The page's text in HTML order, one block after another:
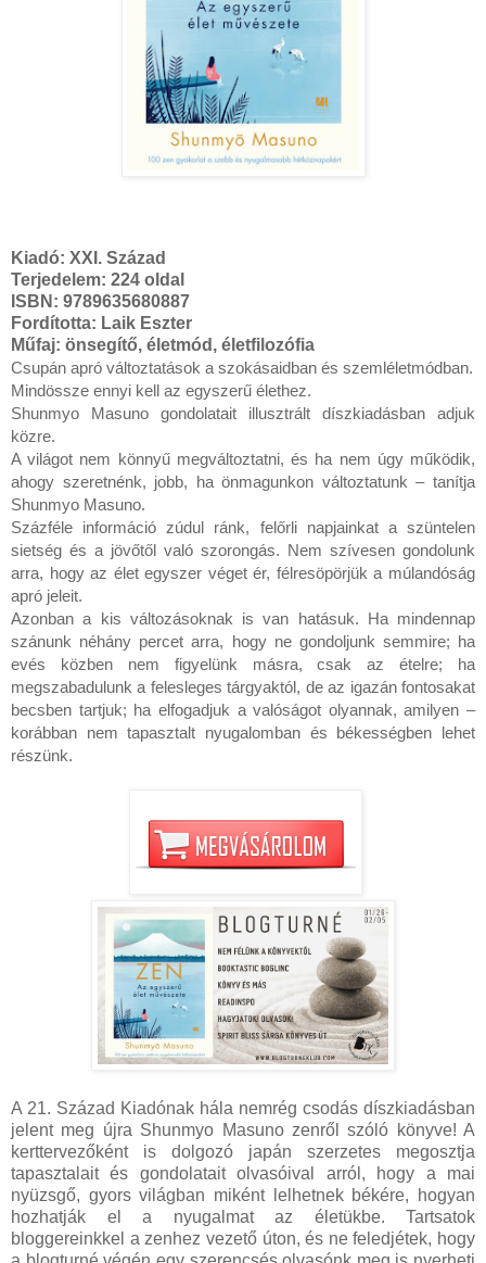
Kiadó: XXI. Század
Terjedelem: 224 oldal
ISBN: 9789635680887
Fordította: Laik Eszter
Műfaj: önsegítő, életmód, életfilozófia
Csupán apró változtatások a szokásaidban és szemléletmódban.
Mindössze ennyi kell az egyszerű élethez.
Shunmyo Masuno gondolatait illusztrált díszkiadásban adjuk
közre.
A világot nem könnyű megváltoztatni, és ha nem úgy működik,
ahogy szeretnénk, jobb, ha önmagunkon változtatunk – tanítja
Shunmyo Masuno.
Százféle információ zúdul ránk, felőrli napjainkat a szüntelen
sietség és a jövőtől való szorongás. Nem szívesen gondolunk
arra, hogy az élet egyszer véget ér, félresöpörjük a múlandóság
apró jeleit.
Azonban a kis változásoknak is van hatásuk. Ha mindennap
szánunk néhány percet arra, hogy ne gondoljunk semmire; ha
evés közben nem figyelünk másra, csak az ételre; ha
megszabadulunk a felesleges tárgyaktól, de az igazán fontosakat
becsben tartjuk; ha elfogadjuk a valóságot olyannak, amilyen –
korábban nem tapasztalt nyugalomban és békességben lehet
részünk.
A 21. Század Kiadónak hála nemrég csodás díszkiadásban
jelent meg újra Shunmyo Masuno zenről szóló könyve! A
kerttervezőként is dolgozó japán szerzetes megosztja
tapasztalait és gondolatait olvasóival arról, hogy a mai
nyüzsgő, gyors világban miként lelhetnek békére, hogyan
hozhatják el a nyugalmat az életükbe. Tartsatok
bloggereinkkel a zenhez vezető úton, és ne feledjétek, hogy